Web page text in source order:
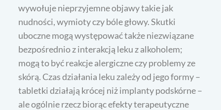
wywołuje nieprzyjemne objawy takie jak
nudności, wymioty czy bóle głowy. Skutki
uboczne mogą występować także niezwiązane
bezpośrednio z interakcją leku z alkoholem;
mogą to być reakcje alergiczne czy problemy ze
skórą. Czas działania leku zależy od jego formy –
tabletki działają krócej niż implanty podskórne –
ale ogólnie rzecz biorąc efekty terapeutyczne